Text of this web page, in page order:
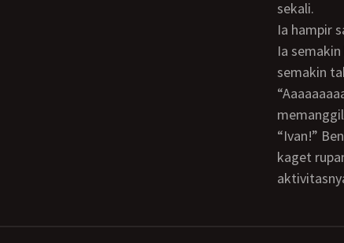
sekali.
Ia hampir sampai. Kuperlahan menggosok memekku supaya tak terdengar beceknya.
Ia
semakin
“Ivan!” Bentak seseorang yang masuk melalui pintu kamar mandi. Agak gelap, Ivan
kaget